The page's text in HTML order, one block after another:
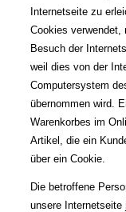
Internetseite zu
Cookies verwendet,
Besuch der
weil dies von der
Computersystem
übernommen wird.
Warenkorbes im
Artikel, die ein
über ein Cookie.
Die betroffene
unsere